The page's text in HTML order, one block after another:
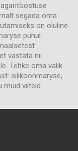
segada oma
on oluline
puhul.
vastata nii
Tehke oma valik
silikoonmaryse,
viiteid...